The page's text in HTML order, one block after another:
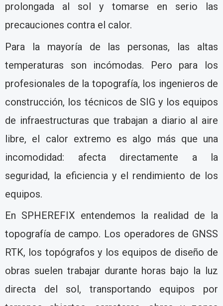
prolongada al sol y tomarse en serio las
precauciones contra el calor.
Para la mayoría de las personas, las altas
temperaturas son incómodas. Pero para los
profesionales de la topografía, los ingenieros de
construcción, los técnicos de SIG y los equipos
de infraestructuras que trabajan a diario al aire
libre, el calor extremo es algo más que una
incomodidad: afecta directamente a la
seguridad, la eficiencia y el rendimiento de los
equipos.
En SPHEREFIX entendemos la realidad de la
topografía de campo. Los operadores de GNSS
RTK, los topógrafos y los equipos de diseño de
obras suelen trabajar durante horas bajo la luz
directa del sol, transportando equipos por